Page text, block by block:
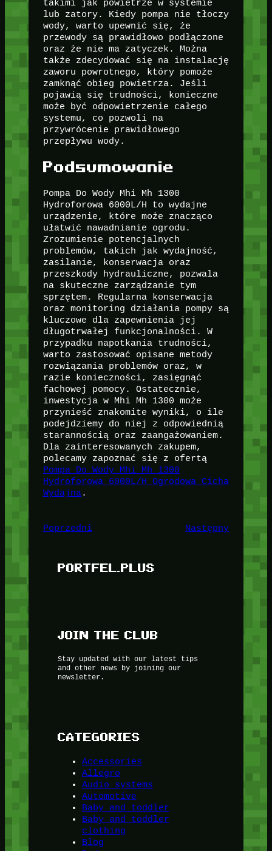
takimi jak powietrze w systemie
lub zatory. Kiedy pompa nie tłoczy
wody, warto upewnić się, że
przewody są prawidłowo podłączone
oraz że nie ma zatyczek. Można
także zdecydować się na instalację
zaworu powrotnego, który pomoże
zamknąć obieg powietrza. Jeśli
pojawią się trudności, konieczne
może być odpowietrzenie całego
systemu, co pozwoli na
przywrócenie prawidłowego
przepływu wody.
Podsumowanie
Pompa Do Wody Mhi Mh 1300
Hydroforowa 6000L/H to wydajne
urządzenie, które może znacząco
ułatwić nawadnianie ogrodu.
Zrozumienie potencjalnych
problemów, takich jak wydajność,
zasilanie, konserwacja oraz
przeszkody hydrauliczne, pozwala
na skuteczne zarządzanie tym
sprzętem. Regularna konserwacja
oraz monitoring działania pompy są
kluczowe dla zapewnienia jej
długotrwałej funkcjonalności. W
przypadku napotkania trudności,
warto zastosować opisane metody
rozwiązania problemów oraz, w
razie konieczności, zasięgnąć
fachowej pomocy. Ostatecznie,
inwestycja w Mhi Mh 1300 może
przynieść znakomite wyniki, o ile
podejdziemy do niej z odpowiednią
starannością oraz zaangażowaniem.
Dla zainteresowanych zakupem,
polecamy zapoznać się z ofertą
Pompa Do Wody Mhi Mh 1300
Hydroforowa 6000L/H Ogrodowa Cicha
Wydajna.
Poprzedni Następny
PORTFEL.PLUS
JOIN THE CLUB
Stay updated with our latest tips
and other news by joining our
newsletter.
CATEGORIES
Accessories
Allegro
Audio systems
Automotive
Baby and toddler
Baby and toddler
clothing
Blog